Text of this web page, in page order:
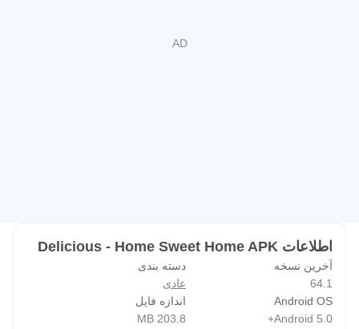
اطلاعات Delicious - Home Sweet Home APK
آخرین نسخه
64.1
دسته بندی
عادی
Android OS
Android 5.0+
اندازه فایل
203.8 MB